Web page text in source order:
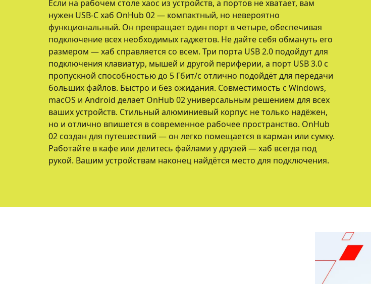
Если на рабочем столе хаос из устройств, а портов не хватает, вам
нужен USB-C хаб OnHub 02 — компактный, но невероятно
функциональный. Он превращает один порт в четыре, обеспечивая
подключение всех необходимых гаджетов. Не дайте себя обмануть его
размером — хаб справляется со всем. Три порта USB 2.0 подойдут для
подключения клавиатур, мышей и другой периферии, а порт USB 3.0 с
пропускной способностью до 5 Гбит/с отлично подойдёт для передачи
больших файлов. Быстро и без ожидания. Совместимость с Windows,
macOS и Android делает OnHub 02 универсальным решением для всех
ваших устройств. Стильный алюминиевый корпус не только надёжен,
но и отлично впишется в современное рабочее пространство. OnHub
02 создан для путешествий — он легко помещается в карман или сумку.
Работайте в кафе или делитесь файлами у друзей — хаб всегда под
рукой. Вашим устройствам наконец найдётся место для подключения.